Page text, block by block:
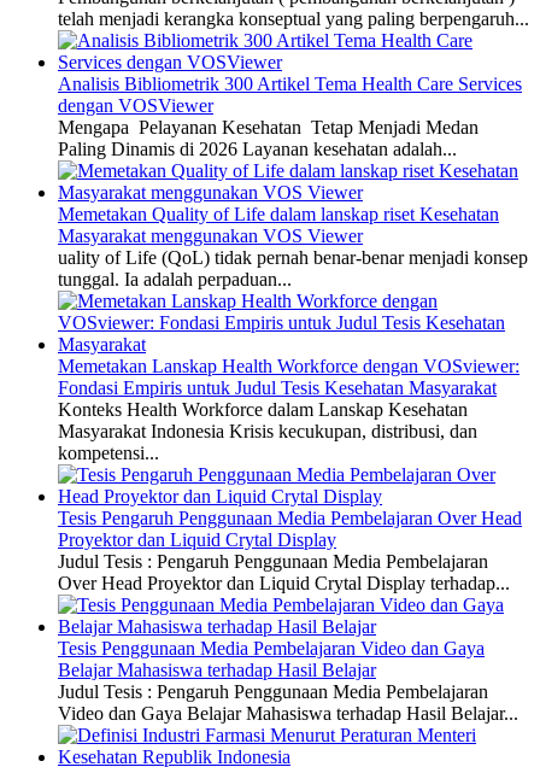
telah menjadi kerangka konseptual yang paling berpengaruh...
Analisis Bibliometrik 300 Artikel Tema Health Care Services
dengan VOSViewer
Mengapa Pelayanan Kesehatan Tetap Menjadi Medan
Paling Dinamis di 2026 Layanan kesehatan adalah...
Memetakan Quality of Life dalam lanskap riset Kesehatan
Masyarakat menggunakan VOS Viewer
uality of Life (QoL) tidak pernah benar-benar menjadi konsep
tunggal. Ia adalah perpaduan...
Memetakan Lanskap Health Workforce dengan VOSviewer:
Fondasi Empiris untuk Judul Tesis Kesehatan Masyarakat
Konteks Health Workforce dalam Lanskap Kesehatan
Masyarakat Indonesia Krisis kecukupan, distribusi, dan
kompetensi...
Tesis Pengaruh Penggunaan Media Pembelajaran Over Head
Proyektor dan Liquid Crytal Display
Judul Tesis : Pengaruh Penggunaan Media Pembelajaran
Over Head Proyektor dan Liquid Crytal Display terhadap...
Tesis Penggunaan Media Pembelajaran Video dan Gaya
Belajar Mahasiswa terhadap Hasil Belajar
Judul Tesis : Pengaruh Penggunaan Media Pembelajaran
Video dan Gaya Belajar Mahasiswa terhadap Hasil Belajar...